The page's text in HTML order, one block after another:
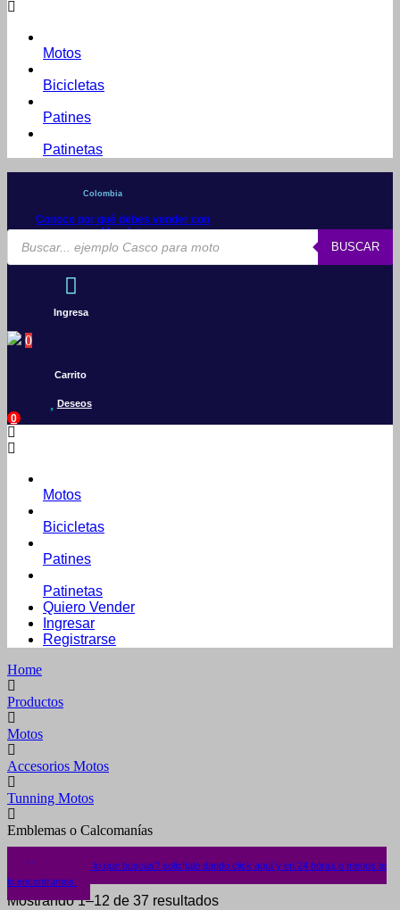
Motos
Bicicletas
Patines
Patinetas
Colombia
Conoce por qué debes vender con
Mercleta
Búsqueda
productos
BUSCAR
Ingresa
0
Carrito
Deseos
0
Motos
Bicicletas
Patines
Patinetas
Quiero Vender
Ingresar
Registrarse
Home
Productos
Motos
Accesorios Motos
Tunning Motos
Emblemas o Calcomanías
¿No encuentras lo que buscas? solicítalo dando click aquí y en 24 horas o menos te
lo encontramos.
Mostrando 1–12 de 37 resultados